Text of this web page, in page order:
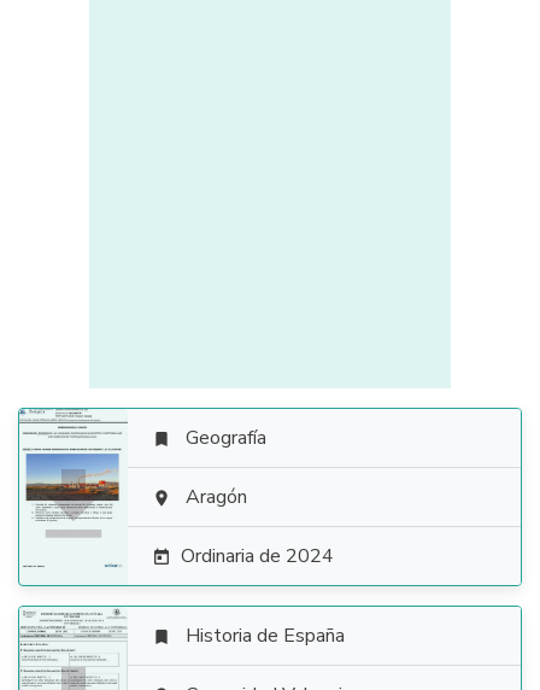

 Geografía
 Aragón
 Ordinaria de 2024
 Historia de España